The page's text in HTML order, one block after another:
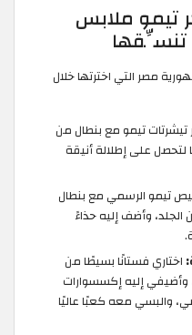
ملابس
تنسِّقها
مصر التي اخترتها خلال
تيشرتات تيمو مع بنطال من
لتحصل على إطلالة أنيقة
تيمو الرسمي مع بنطال
وأضف إليه حذاءً
اختاري فستانًا بسيطًا من
إليه إكسسوارات
والبسي معه كعبًا عاليًا